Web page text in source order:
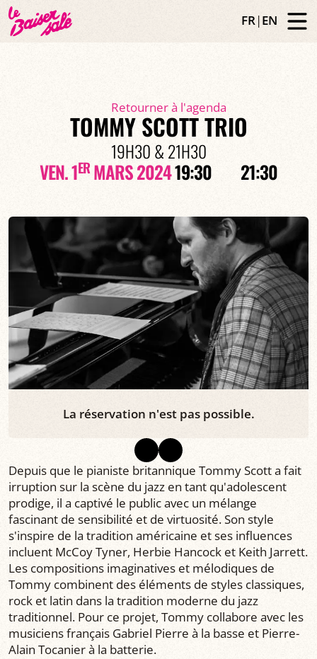
FR|EN
Retourner à l'agenda
TOMMY SCOTT TRIO
19H30 & 21H30
VEN. 1ERMARS 202419:30 21:30
La réservation n'est pas possible.
Depuis que le pianiste britannique Tommy Scott a fait
irruption sur la scène du jazz en tant qu'adolescent
prodige, il a captivé le public avec un mélange
fascinant de sensibilité et de virtuosité. Son style
s'inspire de la tradition américaine et ses influences
incluent McCoy Tyner, Herbie Hancock et Keith Jarrett.
Les compositions imaginatives et mélodiques de
Tommy combinent des éléments de styles classiques,
rock et latin dans la tradition moderne du jazz
traditionnel. Pour ce projet, Tommy collabore avec les
musiciens français Gabriel Pierre à la basse et Pierre-
Alain Tocanier à la batterie.